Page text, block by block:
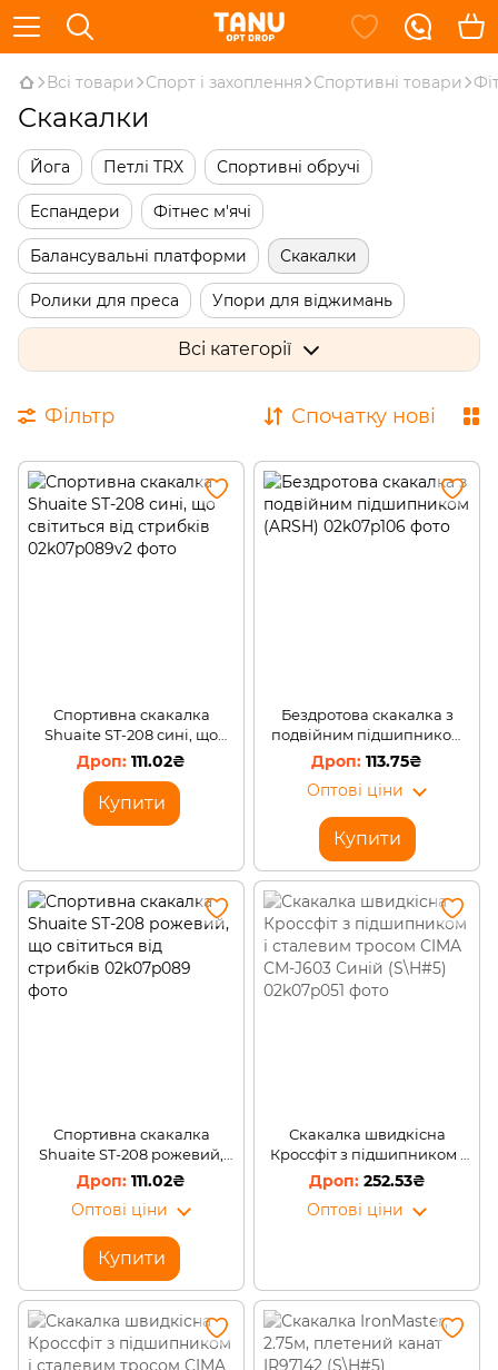
Всі товари Спорт і захоплення Спортивні товари
Скакалки
Йога Петлі TRX Спортивні обручі
Еспандери Фітнес м'ячі
Балансувальні платформи Скакалки
Ролики для преса Упори для віджимань
Одяг для схуднення Гімнастичні палиці
Всі категорії
Фільтр Спочатку нові
Спортивна скакалка
Shuaite ST-208 сині, що
світиться від стрибків
111.02₴
Купити
Бездротова скакалка з
подвійним підшипником
(ARSH)113.75₴
Оптові ціни
Купити
Спортивна скакалка
Shuaite ST-208 рожевий,
що світиться від стрибків
111.02₴
Оптові ціни
Купити
Скакалка швидкісна
Кроссфіт з підшипником і
сталевим тросом CIMA CM-
J603 Синiй (S\H#5)
252.53₴
Оптові ціни